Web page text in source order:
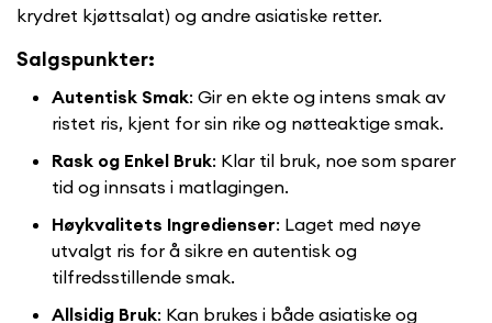
krydret kjøttsalat) og andre asiatiske retter.
Salgspunkter:
Autentisk Smak: Gir en ekte og intens smak av
ristet ris, kjent for sin rike og nøtteaktige smak.
Rask og Enkel Bruk: Klar til bruk, noe som sparer
tid og innsats i matlagingen.
Høykvalitets Ingredienser: Laget med nøye
utvalgt ris for å sikre en autentisk og
tilfredsstillende smak.
Allsidig Bruk: Kan brukes i både asiatiske og